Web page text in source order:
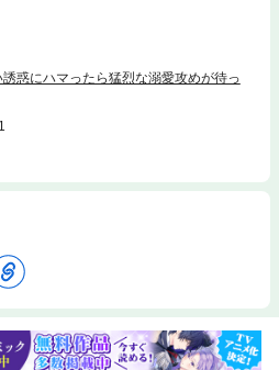
惑にハマったら猛烈な溺愛攻めが待っ